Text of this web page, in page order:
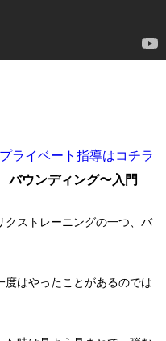
ライベート指導はコチラ
ウンディング〜入門
クストレーニングの一つ、バ
度はやったことがあるのでは